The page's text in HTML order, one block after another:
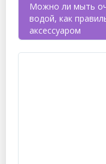
Можно ли мыть
водой, как
аксессуаром